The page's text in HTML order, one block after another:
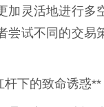
加灵活地进行多
尝试不同的交易
杆下的致命诱惑**